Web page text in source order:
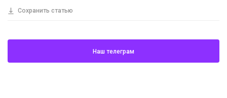
Сохранить статью
Наш телеграм